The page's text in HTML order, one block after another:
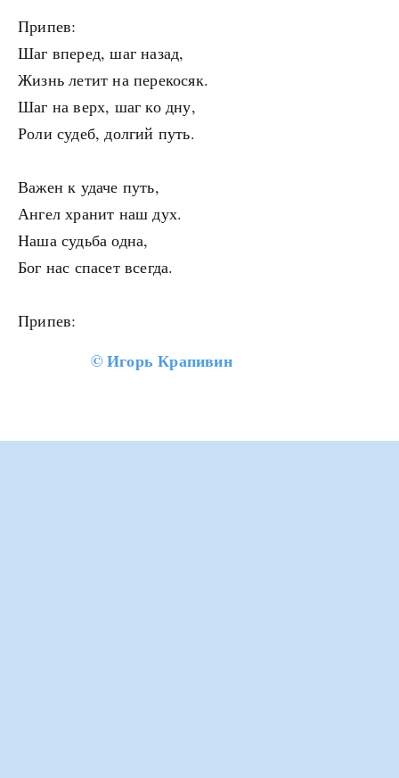
Припев:
Шаг вперед, шаг назад,
Жизнь летит на перекосяк.
Шаг на верх, шаг ко дну,
Роли судеб, долгий путь.
Важен к удаче путь,
Ангел хранит наш дух.
Наша судьба одна,
Бог нас спасет всегда.
Припев:
©Игорь Крапивин